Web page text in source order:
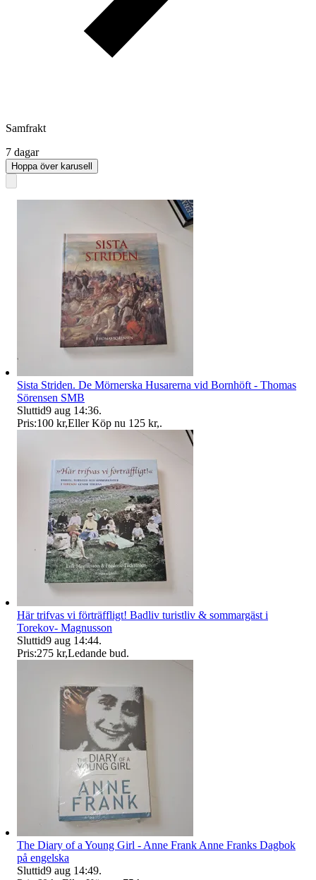
Samfrakt
7 dagar
Hoppa över karusell
Sista Striden. De Mörnerska Husarerna vid Bornhöft - Thomas
Sörensen SMB
Sluttid9 aug 14:36.
Pris:100 kr,Eller Köp nu 125 kr,.
Här trifvas vi förträffligt! Badliv turistliv & sommargäst i
Torekov- Magnusson
Sluttid9 aug 14:44.
Pris:275 kr,Ledande bud.
The Diary of a Young Girl - Anne Frank Anne Franks Dagbok
på engelska
Sluttid9 aug 14:49.